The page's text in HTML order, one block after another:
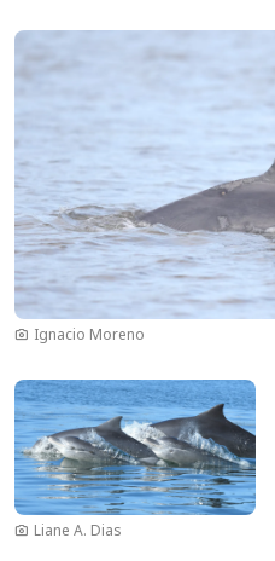
Bild
Ignacio Moreno
Bild
Liane A. Dias